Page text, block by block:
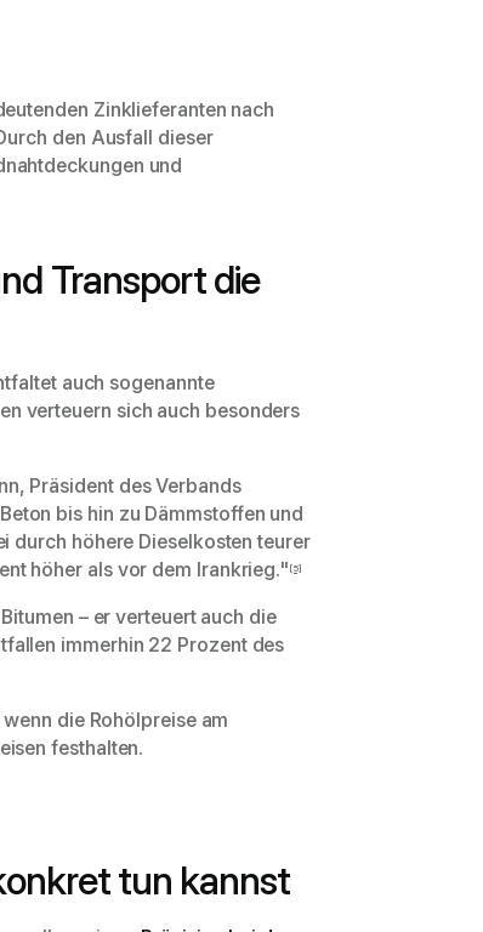
Zinklieferanten nach
den Ausfall dieser
und
Transport die
auch sogenannte
verteuern sich auch besonders
Präsident des Verbands
bis hin zu Dämmstoffen und
durch höhere Dieselkosten teurer
höher als vor dem Irankrieg." [5]
– er verteuert auch die
immerhin 22 Prozent des
die Rohölpreise am
festhalten.
tun kannst